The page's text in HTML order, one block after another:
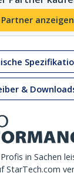
Partner anzeigen
&
in Sachen
StarTech.com